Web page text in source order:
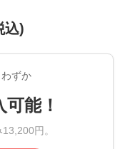
込)
ずか
能！
円。